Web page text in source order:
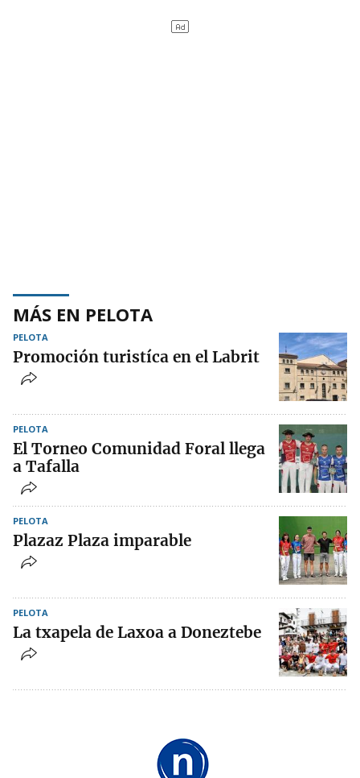
MÁS EN PELOTA
PELOTA
Promoción turistíca en el Labrit
PELOTA
El Torneo Comunidad Foral llega
a Tafalla
PELOTA
Plazaz Plaza imparable
PELOTA
La txapela de Laxoa a Doneztebe